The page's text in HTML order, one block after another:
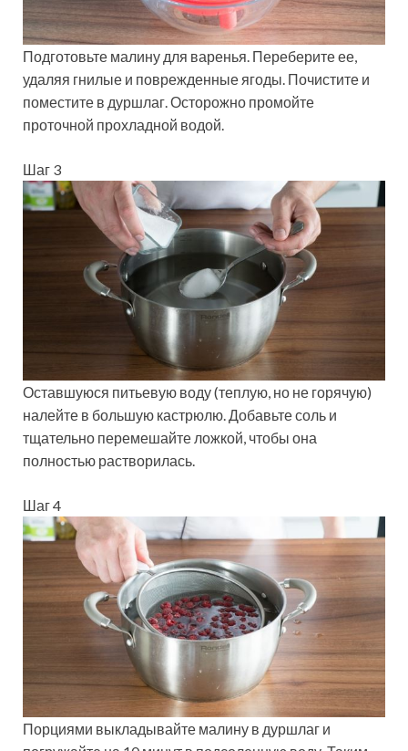
Подготовьте малину для варенья. Переберите ее,
удаляя гнилые и поврежденные ягоды. Почистите и
поместите в дуршлаг. Осторожно промойте
проточной прохладной водой.
Шаг 3
Оставшуюся питьевую воду (теплую, но не горячую)
налейте в большую кастрюлю. Добавьте соль и
тщательно перемешайте ложкой, чтобы она
полностью растворилась.
Шаг 4
Порциями выкладывайте малину в дуршлаг и